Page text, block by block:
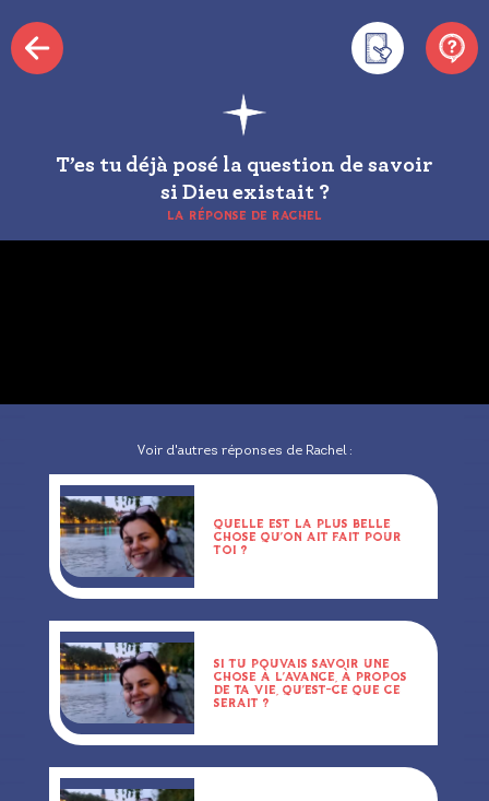
T’es tu déjà posé la question de savoir
si Dieu existait ?
LA RÉPONSE DE RACHEL
Voir d'autres réponses de Rachel :
QUELLE EST LA PLUS BELLE
CHOSE QU’ON AIT FAIT POUR
TOI ?
SI TU POUVAIS SAVOIR UNE
CHOSE À L’AVANCE, À PROPOS
DE TA VIE, QU’EST-CE QUE CE
SERAIT ?